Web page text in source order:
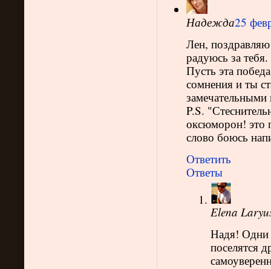
Надежда25
Лен,
радуюсь за тебя.
Пусть эта
сомнения и ты
замечательными
P.S.
оксюморон! это
слово боюсь
Ответить
Ответы
Elena
Надя! Одни
поселятся